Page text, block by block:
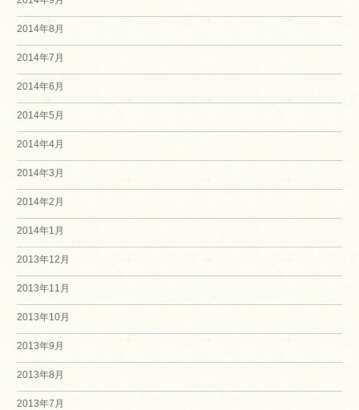
2014年8月
2014年7月
2014年6月
2014年5月
2014年4月
2014年3月
2014年2月
2014年1月
2013年12月
2013年11月
2013年10月
2013年9月
2013年8月
2013年7月